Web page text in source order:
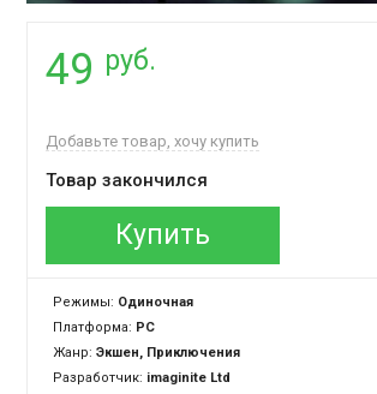
49 руб.
Добавьте товар, хочу купить
Товар закончился
Купить
Режимы: Одиночная
Платформа: PC
Жанр:Экшен, Приключения
Разработчик: imaginite Ltd